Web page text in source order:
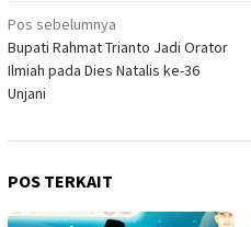
Navigasi
pos
Pos sebelumnya
Bupati Rahmat Trianto Jadi Orator
Ilmiah pada Dies Natalis ke-36
Unjani
POS TERKAIT